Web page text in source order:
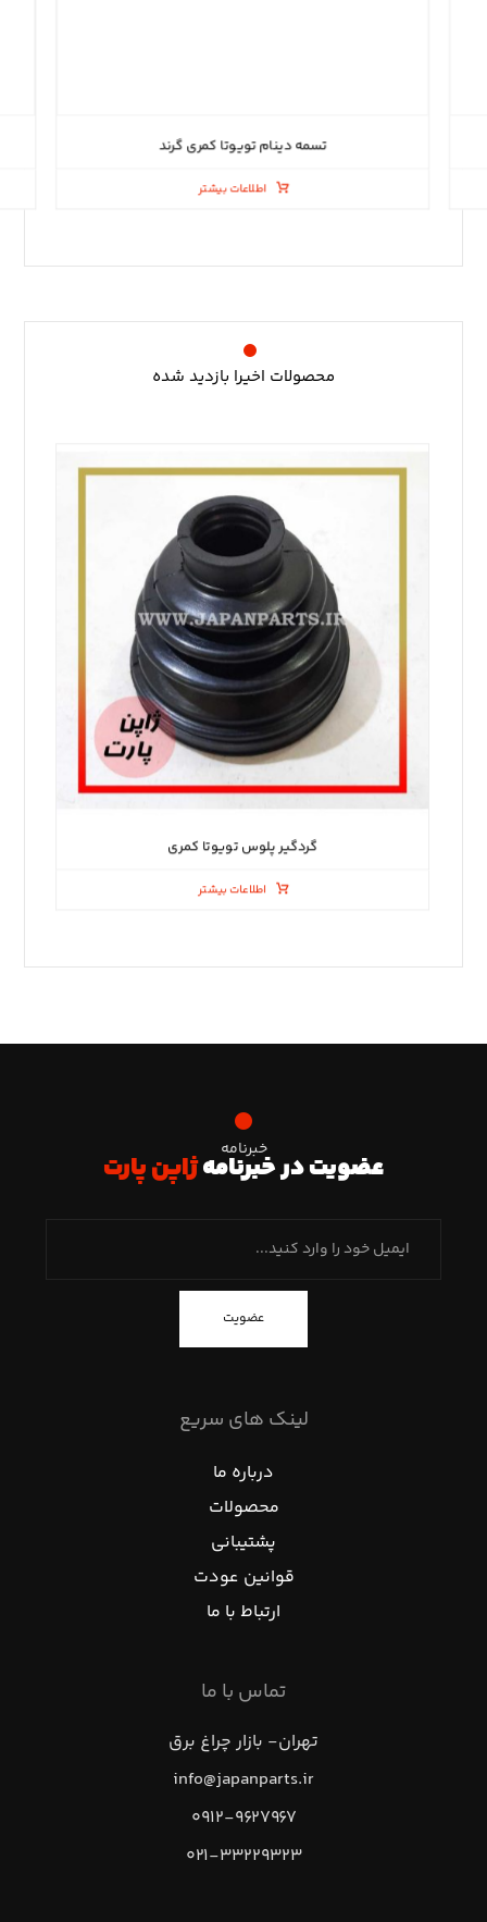
تسمه دینام تویوتا کمری گرند
اطلاعات بیشتر
محصولات اخیرا بازدید شده
گردگیر پلوس تویوتا کمری
اطلاعات بیشتر
خبرنامه
عضویت در خبرنامهژاپن پارت
عضویت
لینک های سریع
درباره ما
محصولات
پشتیبانی
قوانین عودت
ارتباط با ما
تماس با ما
تهران- بازار چراغ برق
info@japanparts.ir
۰۹۱۲-۹۶۲۷۹۶۷
۰۲۱-۳۳۲۲۹۳۲۳